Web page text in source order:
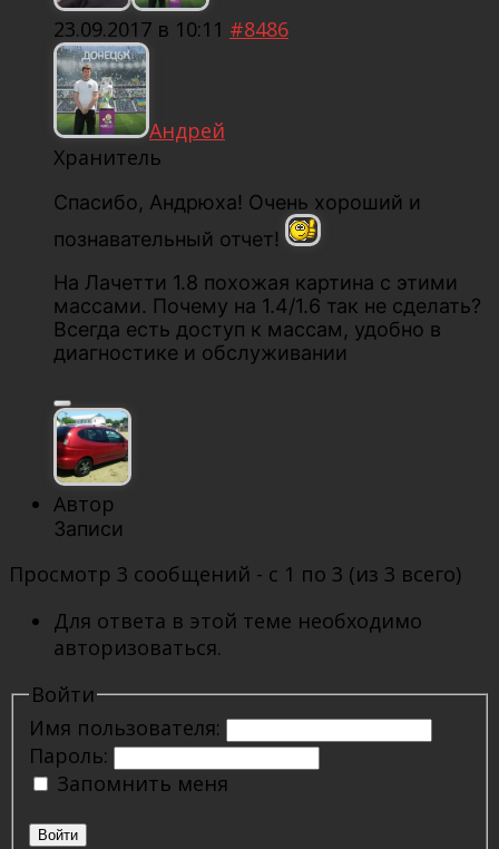
23.09.2017 в 10:11 #8486
Андрей
Хранитель
Спасибо, Андрюха! Очень хороший и
познавательный отчет!
На Лачетти 1.8 похожая картина с этими
массами. Почему на 1.4/1.6 так не сделать?
Всегда есть доступ к массам, удобно в
диагностике и обслуживании
Автор
Записи
Просмотр 3 сообщений - с 1 по 3 (из 3 всего)
Для ответа в этой теме необходимо
авторизоваться.
Войти
Имя пользователя:
Пароль:
Запомнить меня
Войти